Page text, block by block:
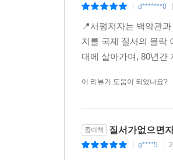
불과한 것으로 만들기 때
내)에 일어나는 일을 보여
--- p.96~97쪽
는, 아직 실현되지 않은 중
시아 제국 전체와 그 주변
도에서의 실제 전쟁 가능
d*******0
📍서평저자는 백악관
지를 국제 질서의 몰락
대에 살아가며, 80년간
이 리뷰가 도움이 되었나요?
종이책 질서가없으면
g****5